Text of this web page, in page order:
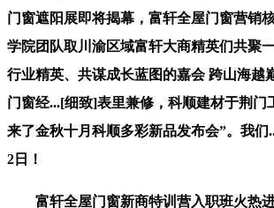
门窗遮阳展即将揭幕，富轩全屋门窗营销
学院团队取川渝区域富轩大商精英们共聚
行业精英、共谋成长蓝图的嘉会 跨山海越
门窗经...[细致]表里兼修，科顺建材于荆门
来了金秋十月科顺多彩新品发布会”。我们
2日！
富轩全屋门窗新商特训营入职班火热